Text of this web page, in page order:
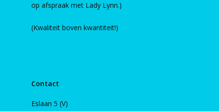
op afspraak met Lady Lynn.)
(Kwaliteit boven kwantiteit!)
Contact
Eslaan 5 (V)